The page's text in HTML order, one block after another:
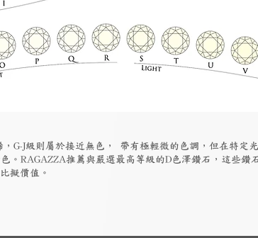
G-J級則屬於接近無色， 帶有極輕微的色調，但在特定
。RAGAZZA推薦與嚴選最高等級的D色澤鑽石，這些鑽
擬價值。